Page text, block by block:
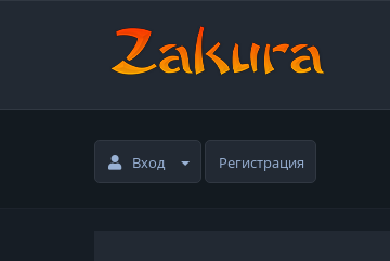
Вход Регистрация